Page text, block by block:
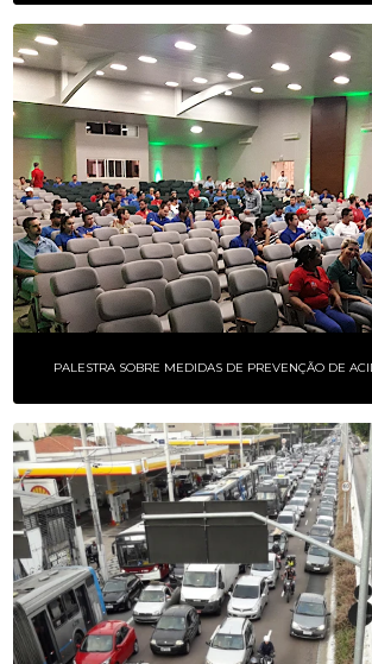
PALESTRA SOBRE MEDIDAS DE PREVENÇÃO DE